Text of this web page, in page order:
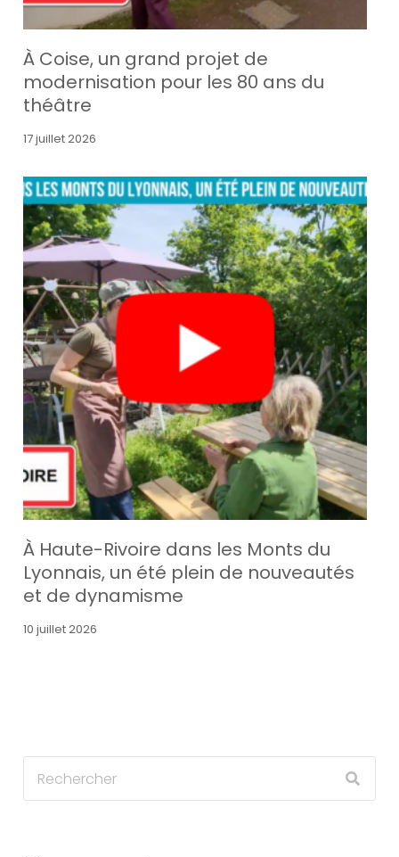
À Coise, un grand projet de
modernisation pour les 80 ans du
théâtre
17 juillet 2026
À Haute-Rivoire dans les Monts du
Lyonnais, un été plein de nouveautés
et de dynamisme
10 juillet 2026